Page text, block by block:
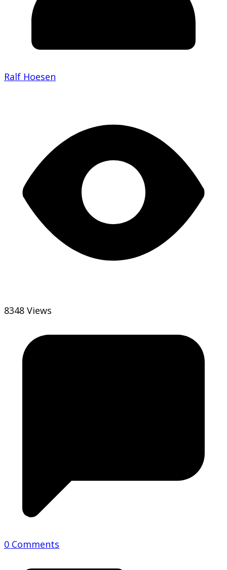
Ralf Hoesen
8348 Views
0 Comments